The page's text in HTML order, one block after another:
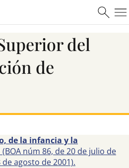
del
de
de la infancia y la
(BOA núm 86, de 20 de julio de
de agosto de 2001).